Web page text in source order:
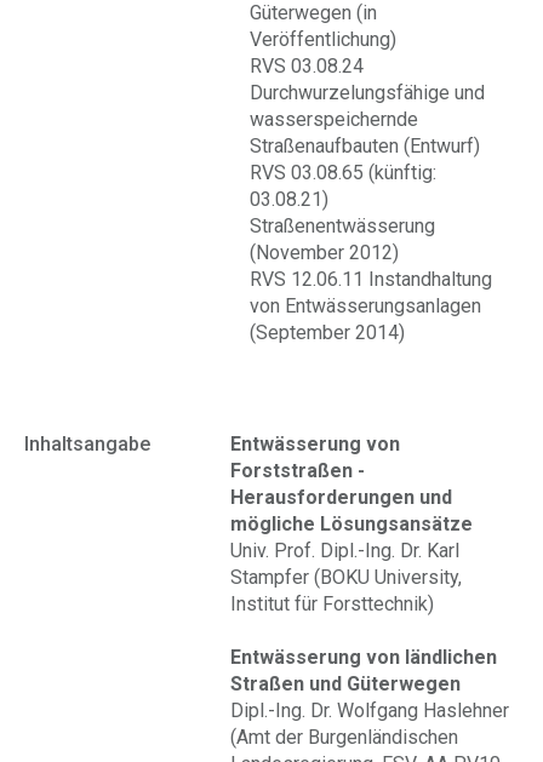
Güterwegen (in
Veröffentlichung)
RVS 03.08.24
Durchwurzelungsfähige und
wasserspeichernde
Straßenaufbauten (Entwurf)
RVS 03.08.65 (künftig:
03.08.21)
Straßenentwässerung
(November 2012)
RVS 12.06.11 Instandhaltung
von Entwässerungsanlagen
(September 2014)
Inhaltsangabe
Entwässerung von
Forststraßen -
Herausforderungen und
mögliche Lösungsansätze
Univ. Prof. Dipl.-Ing. Dr. Karl
Stampfer (BOKU University,
Institut für Forsttechnik)
Entwässerung von ländlichen
Straßen und Güterwegen
Dipl.-Ing. Dr. Wolfgang Haslehner
(Amt der Burgenländischen